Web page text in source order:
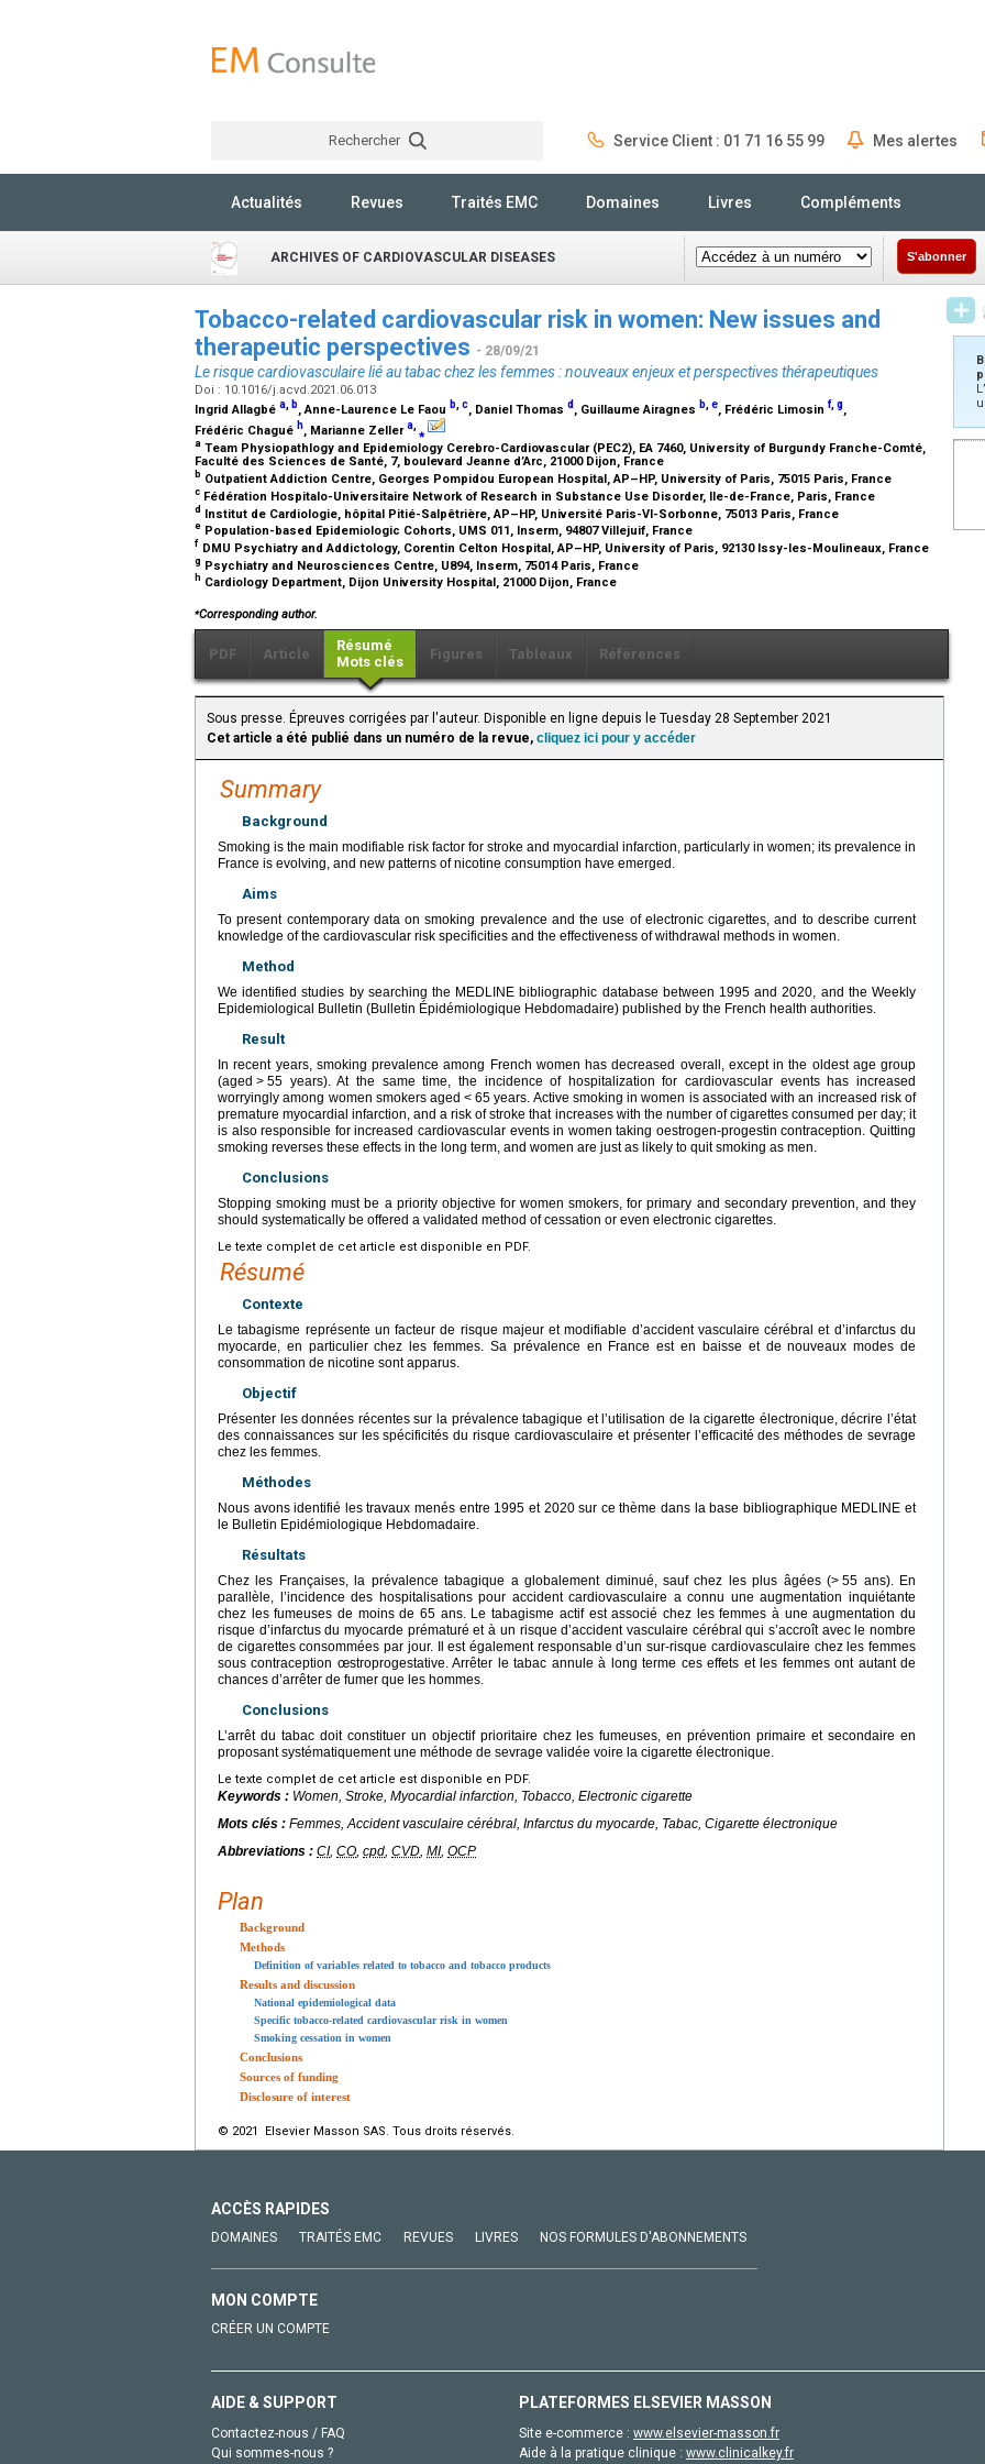
Rechercher Service Client : 01 71 16 55 99 Mes alertes
Actualités Revues Traités EMC Domaines Livres Compléments
ARCHIVES OF CARDIOVASCULAR DISEASES S'abonner
Tobacco-related cardiovascular risk in women: New issues and
therapeutic perspectives - 28/09/21
Le risque cardiovasculaire lié au tabac chez les femmes : nouveaux enjeux et perspectives thérapeutiques
Doi : 10.1016/j.acvd.2021.06.013
Ingrid Allagbé a b, Anne-Laurence Le Faou b c, Daniel Thomas d , Guillaume Airagnes b e, Frédéric Limosin f, g,
Frédéric Chagué h, Marianne Zellera ⁎
a Team Physiopathlogy and Epidemiology Cerebro-Cardiovascular (PEC2), EA 7460, University of Burgundy Franche-Comté,
Faculté des Sciences de Santé, 7, boulevard Jeanne d’Arc, 21000 Dijon, France
b Outpatient Addiction Centre, Georges Pompidou European Hospital, AP–HP, University of Paris, 75015 Paris, France
c Fédération Hospitalo-Universitaire Network of Research in Substance Use Disorder, Ile-de-France, Paris, France
d Institut de Cardiologie, hôpital Pitié-Salpêtrière, AP–HP, Université Paris-VI-Sorbonne, 75013 Paris, France
e Population-based Epidemiologic Cohorts, UMS 011, Inserm, 94807 Villejuif, France
f DMU Psychiatry and Addictology, Corentin Celton Hospital, AP–HP, University of Paris, 92130 Issy-les-Moulineaux, France
g Psychiatry and Neurosciences Centre, U894, Inserm, 75014 Paris, France
h Cardiology Department, Dijon University Hospital, 21000 Dijon, France
⁎Corresponding author.
PDF Article
Résumé
Mots clés
Figures Tableaux Références
Sous presse. Épreuves corrigées par l'auteur. Disponible en ligne depuis le Tuesday 28 September 2021
Cet article a été publié dans un numéro de la revue, cliquez ici pour y accéder
Summary
Background
Smoking is the main modifiable risk factor for stroke and myocardial infarction, particularly in women; its prevalence in
France is evolving, and new patterns of nicotine consumption have emerged.
Aims
To present contemporary data on smoking prevalence and the use of electronic cigarettes, and to describe current
knowledge of the cardiovascular risk specificities and the effectiveness of withdrawal methods in women.
Method
We identified studies by searching the MEDLINE bibliographic database between 1995 and 2020, and the Weekly
Epidemiological Bulletin (Bulletin Épidémiologique Hebdomadaire) published by the French health authorities.
Result
In recent years, smoking prevalence among French women has decreased overall, except in the oldest age group
(aged > 55 years). At the same time, the incidence of hospitalization for cardiovascular events has increased
worryingly among women smokers aged < 65 years. Active smoking in women is associated with an increased risk of
premature myocardial infarction, and a risk of stroke that increases with the number of cigarettes consumed per day; it
is also responsible for increased cardiovascular events in women taking oestrogen-progestin contraception. Quitting
smoking reverses these effects in the long term, and women are just as likely to quit smoking as men.
Conclusions
Stopping smoking must be a priority objective for women smokers, for primary and secondary prevention, and they
should systematically be offered a validated method of cessation or even electronic cigarettes.
Le texte complet de cet article est disponible en PDF.
Résumé
Contexte
Le tabagisme représente un facteur de risque majeur et modifiable d’accident vasculaire cérébral et d’infarctus du
myocarde, en particulier chez les femmes. Sa prévalence en France est en baisse et de nouveaux modes de
consommation de nicotine sont apparus.
Objectif
Présenter les données récentes sur la prévalence tabagique et l’utilisation de la cigarette électronique, décrire l’état
des connaissances sur les spécificités du risque cardiovasculaire et présenter l’efficacité des méthodes de sevrage
chez les femmes.
Méthodes
Nous avons identifié les travaux menés entre 1995 et 2020 sur ce thème dans la base bibliographique MEDLINE et
le Bulletin Epidémiologique Hebdomadaire.
Résultats
Chez les Françaises, la prévalence tabagique a globalement diminué, sauf chez les plus âgées (> 55 ans). En
parallèle, l’incidence des hospitalisations pour accident cardiovasculaire a connu une augmentation inquiétante
chez les fumeuses de moins de 65 ans. Le tabagisme actif est associé chez les femmes à une augmentation du
risque d’infarctus du myocarde prématuré et à un risque d’accident vasculaire cérébral qui s’accroît avec le nombre
de cigarettes consommées par jour. Il est également responsable d’un sur-risque cardiovasculaire chez les femmes
sous contraception œstroprogestative. Arrêter le tabac annule à long terme ces effets et les femmes ont autant de
chances d’arrêter de fumer que les hommes.
Conclusions
L’arrêt du tabac doit constituer un objectif prioritaire chez les fumeuses, en prévention primaire et secondaire en
proposant systématiquement une méthode de sevrage validée voire la cigarette électronique.
Le texte complet de cet article est disponible en PDF.
Keywords : Women, Stroke, Myocardial infarction, Tobacco, Electronic cigarette
Mots clés : Femmes, Accident vasculaire cérébral, Infarctus du myocarde, Tabac, Cigarette électronique
Abbreviations : CI, CO cpd CVD MI, OCP
Plan
Background
Methods
Definition of variables related to tobacco and tobacco products
Results and discussion
National epidemiological data
Specific tobacco-related cardiovascular risk in women
Smoking cessation in women
Conclusions
Sources of funding
Disclosure of interest
© 2021 Elsevier Masson SAS. Tous droits réservés.
ACCÈS RAPIDES
DOMAINES TRAITÉS EMC REVUES LIVRES NOS FORMULES D'ABONNEMENTS
MON COMPTE
CRÉER UN COMPTE
AIDE & SUPPORT
Contactez-nous / FAQ
Qui sommes-nous ?
PLATEFORMES ELSEVIER MASSON
Site e-commerce : www.elsevier-masson.fr
Aide à la pratique clinique : www.clinicalkey.fr